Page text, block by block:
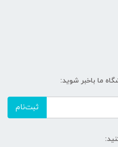
ما باخبر شوید:
ثبت‌نام